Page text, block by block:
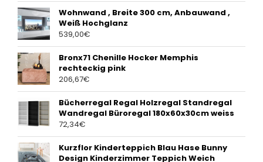
Wohnwand , Breite 300 cm, Anbauwand ,
Weiß Hochglanz
539,00€
Bronx71 Chenille Hocker Memphis
rechteckig pink
206,67€
Bücherregal Regal Holzregal Standregal
Wandregal Büroregal 180x60x30cm weiss
72,34€
Kurzflor Kinderteppich Blau Hase Bunny
Design Kinderzimmer Teppich Weich